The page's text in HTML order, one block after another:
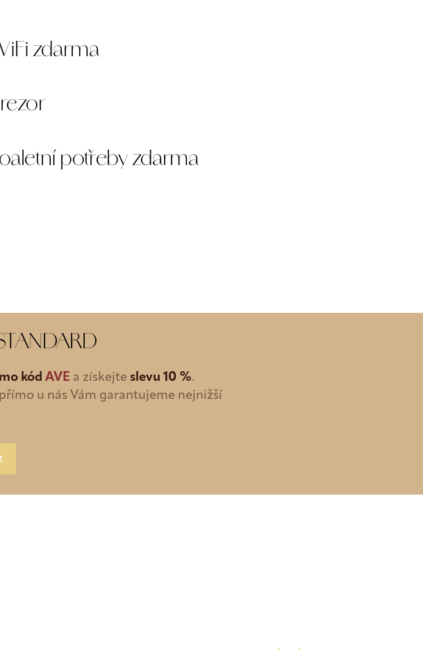
zdarma
potřeby zdarma
kód AVE a získejte slevu 10 %.
u nás Vám garantujeme nejnižší